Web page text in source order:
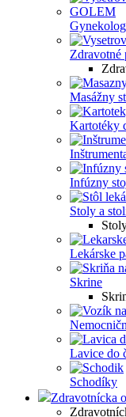
Zdravotné
Masážny
Kartotéky
Infúzny
Stoly a
Lekárske
Skrine
Lavice do
Schodíky
Zdravotnícka